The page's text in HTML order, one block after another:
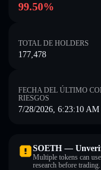
99.50%
TOTAL DE HOLDERS
177,478
FECHA DEL ÚLTIMO
RIESGOS
7/28/2026, 6:23:10 AM
SOETH —
Multiple tokens can
research before